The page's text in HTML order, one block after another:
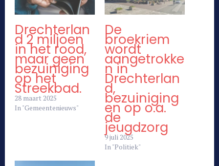
Drechterlan
d 2 miljoen
in het rood,
maar geen
bezuiniging
op het
Streekbad.
28 maart 2025
In "Gemeentenieuws"
De
broekriem
wordt
aangetrokke
n in
Drechterlan
d,
bezuiniging
en op o.a.
de
jeugdzorg
9 juli 2025
In "Politiek"